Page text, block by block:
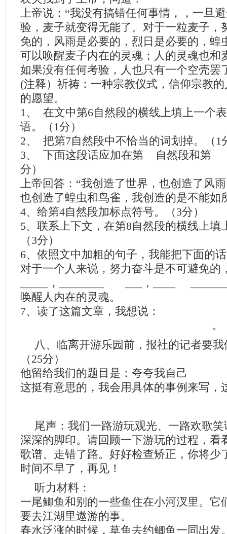
上帝说：“我没有搞错任何事情，，一旦
验，麦子就变得无能了。对于一粒麦子，
免的，风雨是必要的，烈日是必要的，蝗
可以唤醒麦子内在的灵魂；人的灵魂也和
如果没有任何考验，人也只有一个空壳罢
(注释）祈祷：一种宗教仪式，信仰宗教
的愿望。
1、 在文中第6自然段的横线上填上一个
语。（1分）
2、 把第7自然段中不恰当的词划掉。（1
3、 下面这段话应加在第 自然段和第
分）
上帝回答：“我创造了世界，也创造了风
也创造了蝗虫和鸟雀，我创造的是不能如
4、给第4自然段加标点符号。（3分）
5、联系上下文，在第8自然段的横线上填
（3分）
6、依照文中加粗的句子，我能把下面的
对于一个人来说，努力奋斗是不可避
_____，________ ___，____
唤醒人内在的灵魂。
7、读了这篇文章，我
。（4分
八、临离开游乐园前，报社的记者要
（25分）
他留给我们的题目是：夸夸我自己
这挺有意思的，我会用具体的事例来写，
尾声：我们一路游玩观光、一路欢歌
深深的脚印。请回顾一下游玩的过程，看
歌谱、走错了路。好好检查矫正，你将少
时间不早了，再见！
听力材料：
一尾鲫鱼和别的一些鱼住在小河汊里。它
要去江湖里遨游的事。
春水泛涨的时候，草鱼去约鲫鱼一同出发